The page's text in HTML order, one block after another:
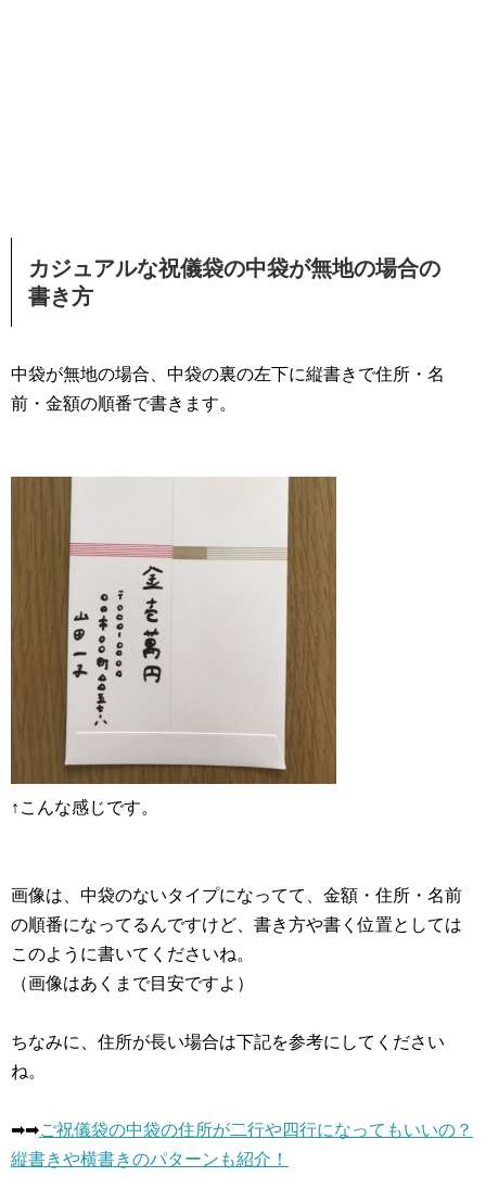
カジュアルな祝儀袋の中袋が無地の場合の
書き方
中袋が無地の場合、中袋の裏の左下に縦書きで住所・名
前・金額の順番で書きます。
↑こんな感じです。
画像は、中袋のないタイプになってて、金額・住所・名前
の順番になってるんですけど、書き方や書く位置としては
このように書いてくださいね。
（画像はあくまで目安ですよ）
ちなみに、住所が長い場合は下記を参考にしてください
ね。
➡︎➡︎ご祝儀袋の中袋の住所が二行や四行になってもいいの？
縦書きや横書きのパターンも紹介！